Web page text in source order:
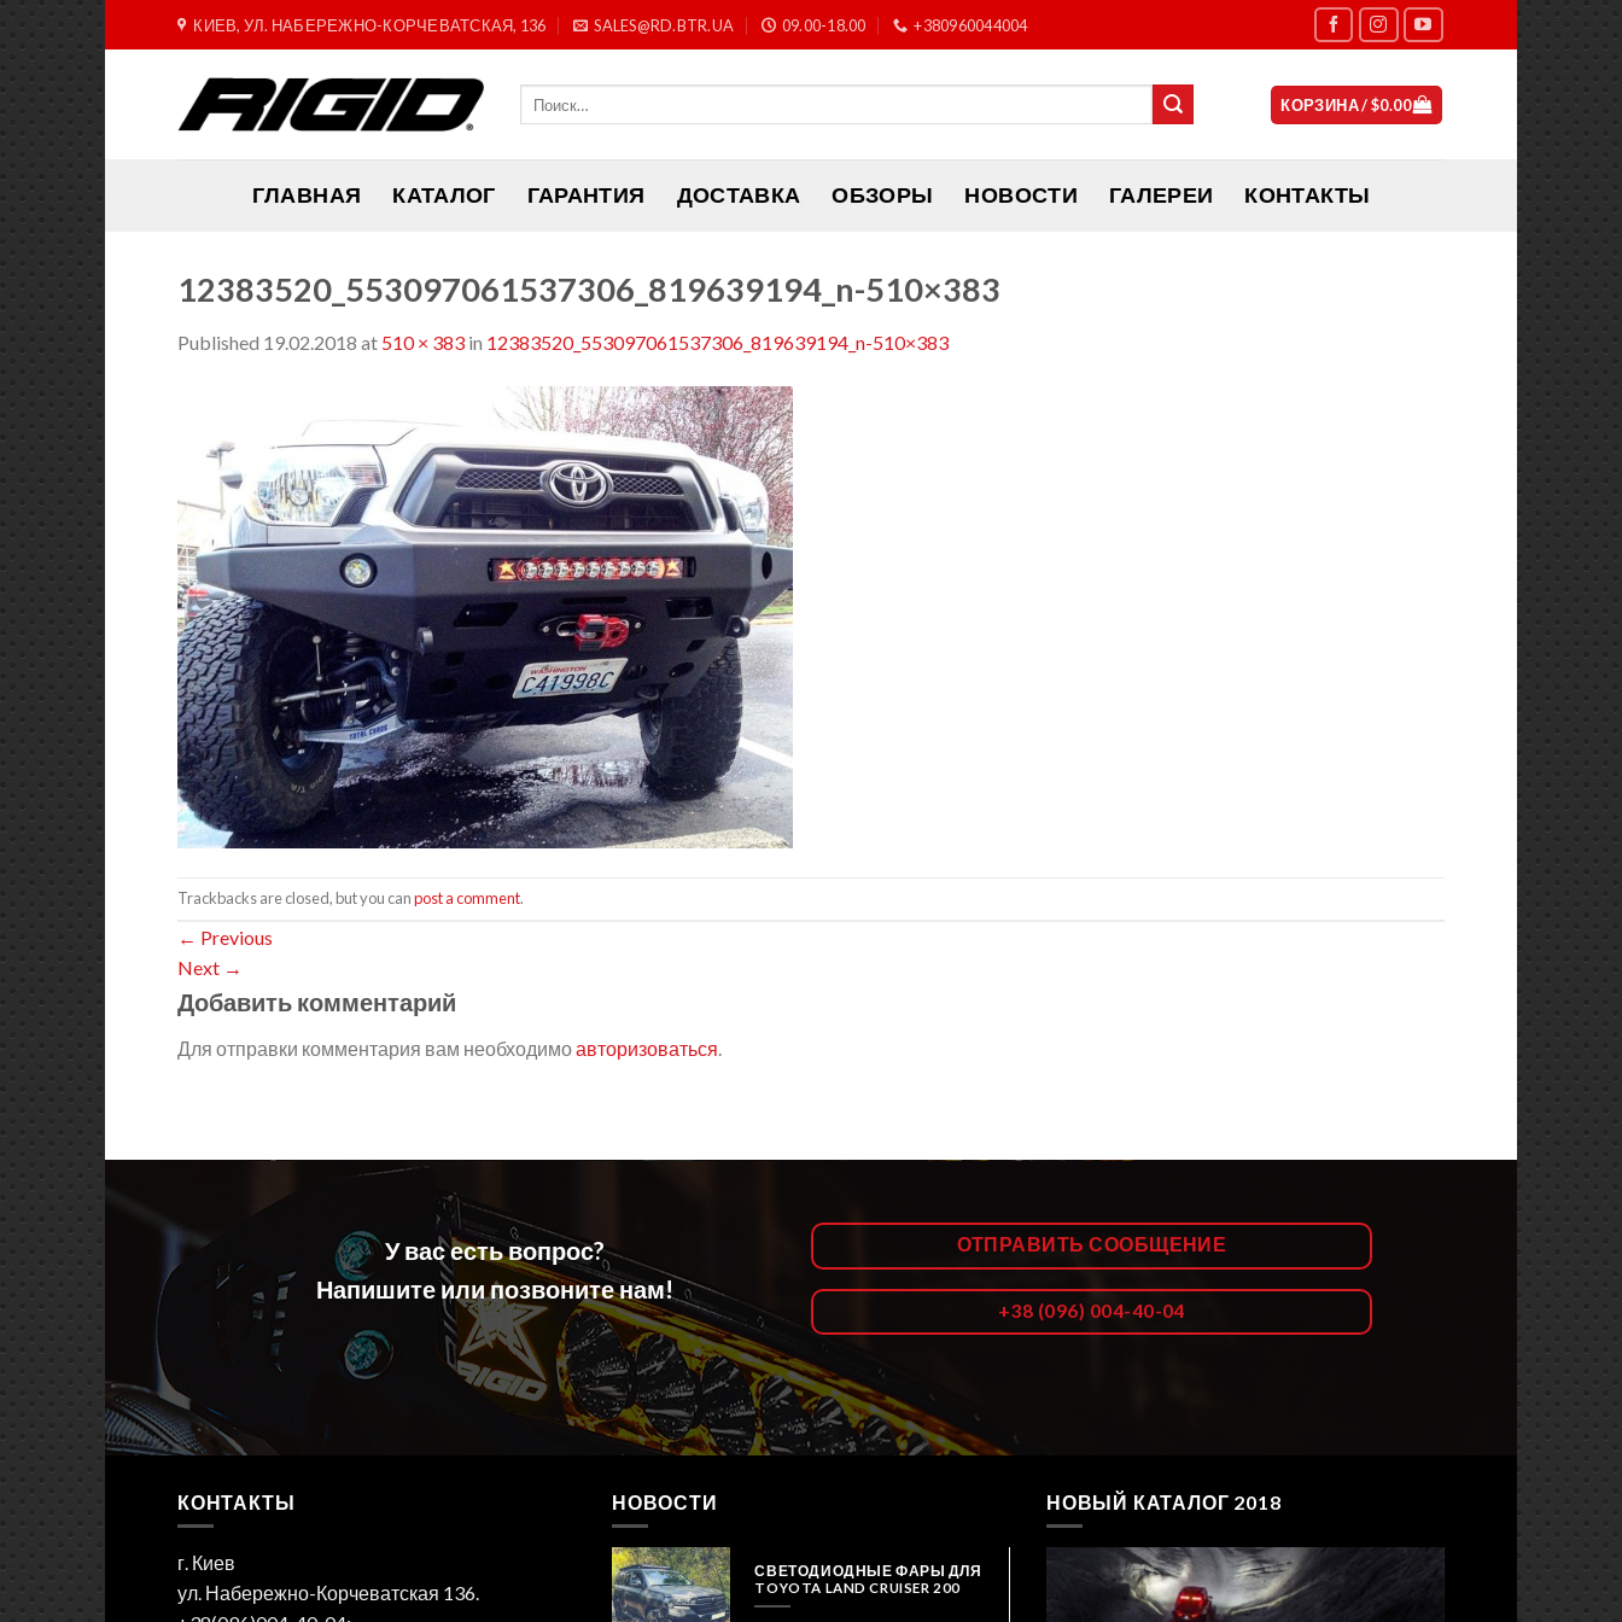
to
КИЕВ, УЛ. НАБЕРЕЖНО-КОРЧЕВАТСКАЯ, 136 SALES@RD.BTR.UA 09.00-18.00 +380960044004
КОРЗИНА /$0.00
ГЛАВНАЯ КАТАЛОГ ГАРАНТИЯ ДОСТАВКА ОБЗОРЫ НОВОСТИ ГАЛЕРЕИ КОНТАКТЫ
12383520_553097061537306_819639194_n-510×383
Published 19.02.2018 at 510 × 383 in 12383520_553097061537306_819639194_n-510×383
Trackbacks are closed, but you canpost a comment.
← Previous
Next →
Добавить комментарий
Для отправки комментария вам необходимоавторизоваться
У вас есть вопрос?
Напишите или позвоните нам!
ОТПРАВИТЬ СООБЩЕНИЕ
+38 (096) 004-40-04
КОНТАКТЫ
г. Киев
ул. Набережно-Корчеватская 136.
НОВОСТИ
СВЕТОДИОДНЫЕ ФАРЫ ДЛЯ
TOYOTA LAND CRUISER 200
НОВЫЙ КАТАЛОГ 2018